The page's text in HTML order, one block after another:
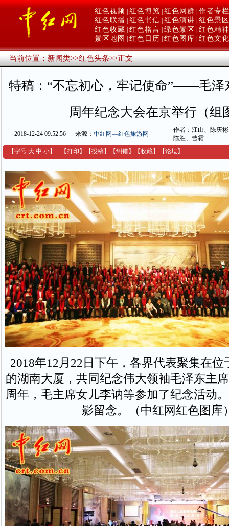
红色视频 红色博览 红色网群 作者专栏
红色联播 红色书信 红色演讲 红色景区
红色收藏 红色格言 绿色景区
红色精神
景区地图
红色日历 红色图库 红色文化
当前位置：新闻类>>红色头条>>正文
特稿：“不忘初心，牢记使命”——毛泽
周年纪念大会在京举行（组
2018-12-24 09:52:56 来源： 中红网—红色旅游网
作者：江山、陈庆
陈胜、曹霜
【字号 大 中 小】 【打印 】 【投稿】 【纠错】 【收藏】 【论坛】
2018年12月22日下午，各界代表聚集在位
的湖南大厦，共同纪念伟大领袖毛泽东主
周年，毛主席女儿李讷等参加了纪念活动
影留念。（中红网红色图库